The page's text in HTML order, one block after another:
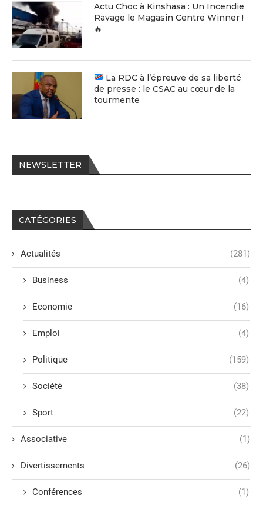
Actu Choc à Kinshasa : Un Incendie
Ravage le Magasin Centre Winner !
🔥
La RDC à l’épreuve de sa liberté
de presse : le CSAC au cœur de la
tourmente
NEWSLETTER
CATÉGORIES
Actualités (281)
Business (4)
Economie (16)
Emploi (4)
Politique (159)
Société (38)
Sport (22)
Associative (1)
Divertissements (26)
Conférences (1)